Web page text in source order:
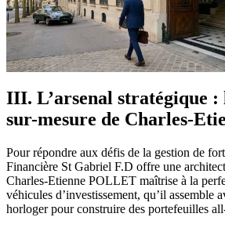
III. L’arsenal stratégique :
sur-mesure de Charles-
Pour répondre aux défis de la gestion de
Financière St Gabriel F.D offre une
Charles-Etienne POLLET maîtrise à la
véhicules d’investissement, qu’il assemble
horloger pour construire des portefeuilles